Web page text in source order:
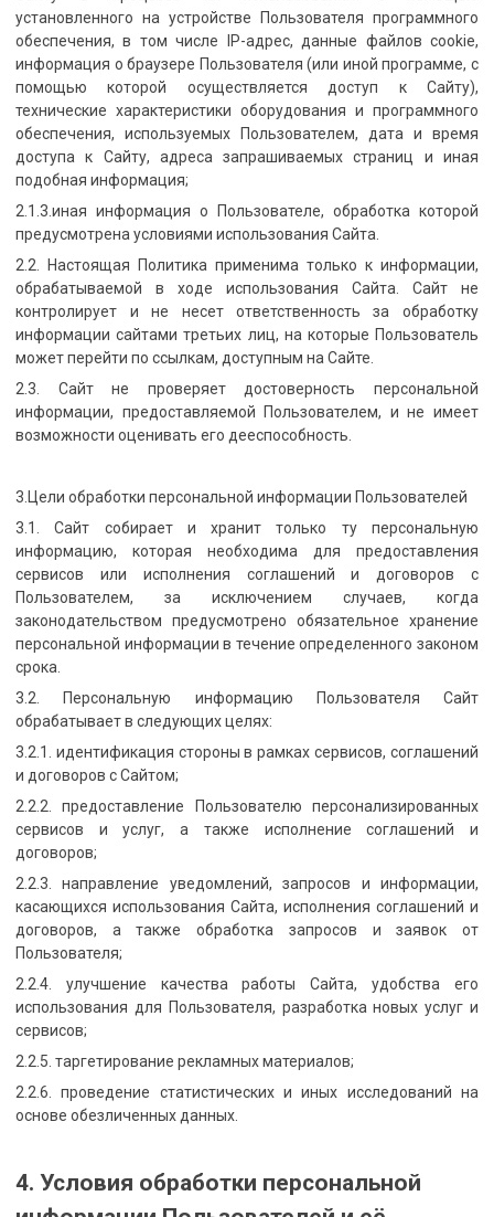
установленного на устройстве Пользователя программного
обеспечения, в том числе IP-адрес, данные файлов cookie,
информация о браузере Пользователя (или иной программе, с
помощью которой осуществляется доступ к Сайту),
технические характеристики оборудования и программного
обеспечения, используемых Пользователем, дата и время
доступа к Сайту, адреса запрашиваемых страниц и иная
подобная информация;
2.1.3.иная информация о Пользователе, обработка которой
предусмотрена условиями использования Сайта.
2.2. Настоящая Политика применима только к информации,
обрабатываемой в ходе использования Сайта. Сайт не
контролирует и не несет ответственность за обработку
информации сайтами третьих лиц, на которые Пользователь
может перейти по ссылкам, доступным на Сайте.
2.3. Сайт не проверяет достоверность персональной
информации, предоставляемой Пользователем, и не имеет
возможности оценивать его дееспособность.
3.Цели обработки персональной информации Пользователей
3.1. Сайт собирает и хранит только ту персональную
информацию, которая необходима для предоставления
сервисов или исполнения соглашений и договоров с
Пользователем, за исключением случаев, когда
законодательством предусмотрено обязательное хранение
персональной информации в течение определенного законом
срока.
3.2. Персональную информацию Пользователя Сайт
обрабатывает в следующих целях:
3.2.1. идентификация стороны в рамках сервисов, соглашений
и договоров с Сайтом;
2.2.2. предоставление Пользователю персонализированных
сервисов и услуг, а также исполнение соглашений и
договоров;
2.2.3. направление уведомлений, запросов и информации,
касающихся использования Сайта, исполнения соглашений и
договоров, а также обработка запросов и заявок от
Пользователя;
2.2.4. улучшение качества работы Сайта, удобства его
использования для Пользователя, разработка новых услуг и
сервисов;
2.2.5. таргетирование рекламных материалов;
2.2.6. проведение статистических и иных исследований на
основе обезличенных данных.
4. Условия обработки персональной